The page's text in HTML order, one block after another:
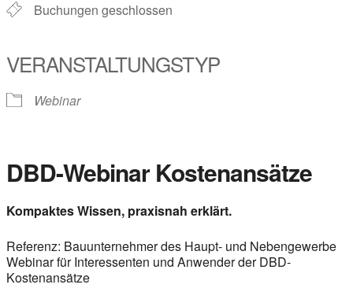
Buchungen geschlossen
VERANSTALTUNGSTYP
Webinar
DBD-Webinar Kostenansätze
Kompaktes Wissen, praxisnah erklärt.
Referenz: Bauunternehmer des Haupt- und Nebengewerbe
Webinar für Interessenten und Anwender der DBD-
Kostenansätze